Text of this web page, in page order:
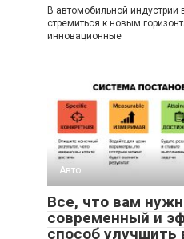
В автомобильной индустрии
стремиться к новым
инновационные
Авто
Все, что вам
современный и
способ улучшить